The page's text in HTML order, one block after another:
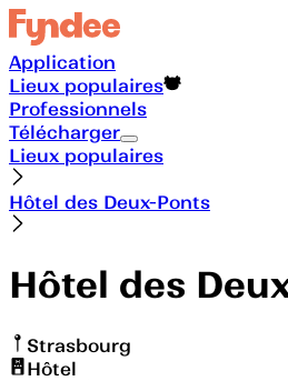
Application
Lieux populaires
Professionnels
Télécharger
Lieux populaires
Hôtel des Deux-Ponts
Hôtel des
Strasbourg
Hôtel